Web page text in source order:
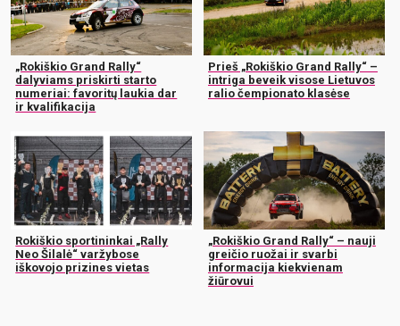
„Rokiškio Grand Rally“
dalyviams priskirti starto
numeriai: favoritų laukia dar
ir kvalifikacija
Prieš „Rokiškio Grand Rally“ –
intriga beveik visose Lietuvos
ralio čempionato klasėse
Rokiškio sportininkai „Rally
Neo Šilalė“ varžybose
iškovojo prizines vietas
„Rokiškio Grand Rally“ – nauji
greičio ruožai ir svarbi
informacija kiekvienam
žiūrovui